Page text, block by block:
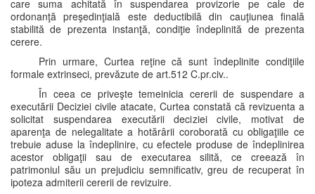
care suma achitată în suspendarea provizorie pe cale de
ordonanţă preşedinţială este deductibilă din cauţiunea finală
stabilită de prezenta instanţă, condiţie îndeplinită de prezenta
cerere.
Prin urmare, Curtea reţine că sunt îndeplinite condiţiile
formale extrinseci, prevăzute de art.512 C.pr.civ..
În ceea ce priveşte temeinicia cererii de suspendare a
executării Deciziei civile atacate, Curtea constată că revizuenta a
solicitat suspendarea executării deciziei civile, motivat de
aparenţa de nelegalitate a hotărârii coroborată cu obligaţiile ce
trebuie aduse la îndeplinire, cu efectele produse de îndeplinirea
acestor obligaţii sau de executarea silită, ce creează în
patrimoniul său un prejudiciu semnificativ, greu de recuperat în
ipoteza admiterii cererii de revizuire.